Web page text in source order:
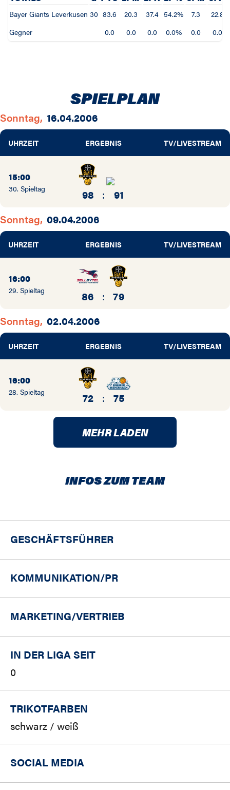
Bayer Giants Leverkusen 30 83.6 20.3 37.4 54.2% 7.3 22.8
Gegner
0.0 0.0 0.0 0.0% 0.0 0.0
SPIELPLAN
Sonntag, 16.04.2006
UHRZEIT ERGEBNIS TV/LIVESTREAM
15:00
30. Spieltag 98 :
91
Sonntag, 09.04.2006
UHRZEIT ERGEBNIS TV/LIVESTREAM
16:00
29. Spieltag 86 : 79
Sonntag, 02.04.2006
UHRZEIT ERGEBNIS TV/LIVESTREAM
16:00
28. Spieltag 72 : 75
MEHR LADEN
INFOS ZUM TEAM
GESCHÄFTSFÜHRER
KOMMUNIKATION/PR
MARKETING/VERTRIEB
IN DER LIGA SEIT
0
TRIKOTFARBEN
schwarz / weiß
SOCIAL MEDIA